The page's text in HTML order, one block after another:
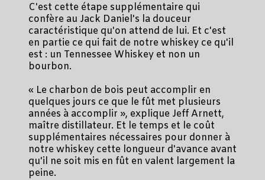
C'est cette étape supplémentaire qui
confère au Jack Daniel's la douceur
caractéristique qu'on attend de lui. Et c'est
en partie ce qui fait de notre whiskey ce qu'il
est : un Tennessee Whiskey et non un
bourbon.
« Le charbon de bois peut accomplir en
quelques jours ce que le fût met plusieurs
années à accomplir », explique Jeff Arnett,
maître distillateur. Et le temps et le coût
supplémentaires nécessaires pour donner à
notre whiskey cette longueur d'avance avant
qu'il ne soit mis en fût en valent largement la
peine.